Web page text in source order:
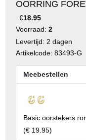
OORRING
€18.95
Voorraad: 2
Levertijd: 2 dagen
Artikelcode: 83493-G
Meebestellen
Basic oorstekers
(€ 19.95)